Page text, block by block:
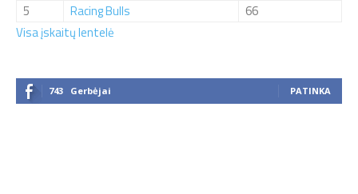
5
Racing Bulls
66
Visa įskaitų lentelė
743 Gerbėjai PATINKA